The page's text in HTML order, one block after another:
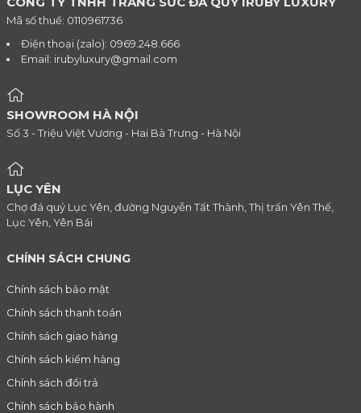
Mã số thuế: 0110961736
Điện thoại (zalo): 0969.248.666
Email: irubyluxury@gmail.com
SHOWROOM HÀ NỘI
Số 3 - Triệu Việt Vương - Hai Bà Trưng - Hà Nội
LỤC YÊN
Chợ đá quý Lục Yên, đường Nguyễn Tất Thành, Thị trấn Yên Thế,
Lục Yên, Yên Bái
CHÍNH SÁCH CHUNG
Chính sách bảo mật
Chính sách thanh toán
Chính sách giao hàng
Chính sách kiểm hàng
Chính sách đổi trả
Chính sách bảo hành